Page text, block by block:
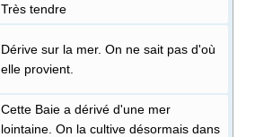
Très tendre
Dérive sur la mer. On ne sait pas d'où
elle provient.
Cette Baie a dérivé d'une mer
lointaine. On la cultive désormais dans